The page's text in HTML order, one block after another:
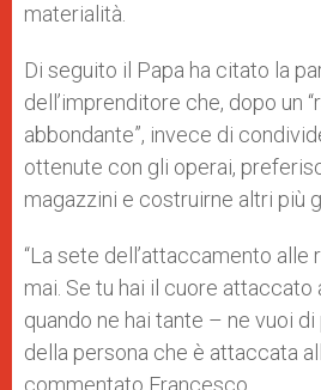
materialità.
Di seguito il Papa ha citato la
dell’imprenditore che, dopo un
abbondante”, invece di
ottenute con gli operai,
magazzini e costruirne altri più
“La sete dell’attaccamento
mai. Se tu hai il cuore
quando ne hai tante – ne vuoi
della persona che è attaccata
commentato Francesco.